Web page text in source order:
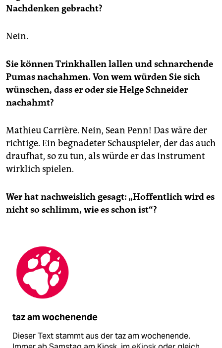
Nachdenken gebracht?
Nein.
Sie können Trinkhallen lallen und schnarchende
Pumas nachahmen. Von wem würden Sie sich
wünschen, dass er oder sie Helge Schneider
nachahmt?
Mathieu Carrière. Nein, Sean Penn! Das wäre der
richtige. Ein begnadeter Schauspieler, der das auch
draufhat, so zu tun, als würde er das Instrument
wirklich spielen.
Wer hat nachweislich gesagt: „Hoffentlich wird es
nicht so schlimm, wie es schon ist“?
taz am wochenende
Dieser Text stammt aus der taz am wochenende.